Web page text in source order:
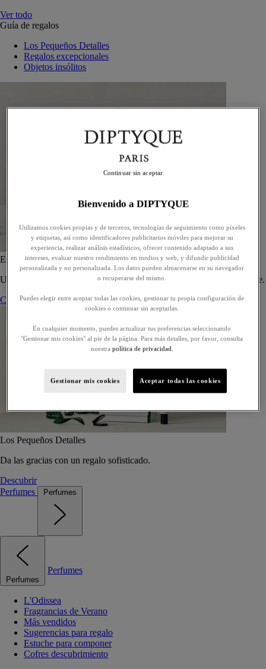
Ver todo
Guía de regalos
Los Pequeños Detalles
Regalos excepcionales
Objetos insólitos
Estuche de 5 eaux de toilette - Para componer
Un estuche a medida de cinco eaux de toilette, para regalar o regalarse.
Componer su estuche
Los Pequeños Detalles
Da las gracias con un regalo sofisticado.
Descubrir
Perfumes
Perfumes
Perfumes
Perfumes
L'Odissea
Fragrancias de Verano
Más vendidos
Sugerencias para regalo
Estuche para componer
Cofres descubrimiento
Bienvenido a DIPTYQUE
Utilizamos cookies propias y de terceros, tecnologías de seguimiento como píxeles
y etiquetas, así como identificadores publicitarios móviles para mejorar su
experiencia, realizar análisis estadísticos, ofrecer contenido adaptado a sus
intereses, evaluar nuestro rendimiento en medios y web, y difundir publicidad
personalizada y no personalizada. Los datos pueden almacenarse en su navegador
o recuperarse del mismo.
Puedes elegir entre aceptar todas las cookies, gestionar tu propia configuración de
cookies o continuar sin aceptarlas.
En cualquier momento, puedes actualizar tus preferencias seleccionando
"Gestionar mis cookies" al pie de la página. Para más detalles, por favor, consulta
nuestra política de privacidad.
Gestionar mis cookies Aceptar todas las cookies
Continuar sin aceptar